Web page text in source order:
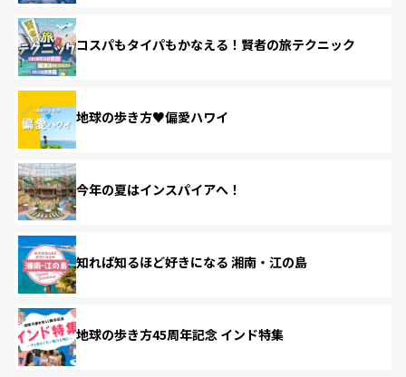
コスパもタイパもかなえる！賢者の旅テクニック
地球の歩き方♥偏愛ハワイ
今年の夏はインスパイアへ！
知れば知るほど好きになる 湘南・江の島
地球の歩き方45周年記念 インド特集